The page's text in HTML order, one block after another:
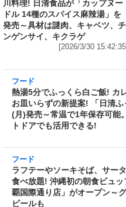
フード
3分で食べられる人気沸騰中の四
川料理! 日清食品が「カップヌー
ドル 14種のスパイス麻辣湯」を
発売～具材は謎肉、キャベツ、チ
[2026/3/30
フード
熱湯5分でふっくら白ご飯! カ
てお皿いらずの新提案! 「日